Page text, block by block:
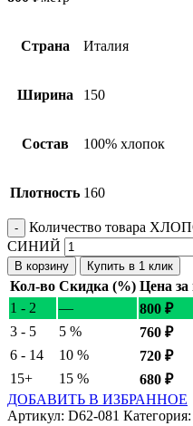
Страна Италия
Ширина 150
Состав 100% хлопок
Плотность 160
Количество товара
СИНИЙ
В корзину Купить в 1 клик
Кол-во Скидка (%) Цена за
1 - 2
— 800 ₽
3 - 5
5 % 760 ₽
6 - 14
10 % 720 ₽
15+
15 % 680 ₽
ДОБАВИТЬ В ИЗБРАННОЕ
Артикул: D62-081 Категория: